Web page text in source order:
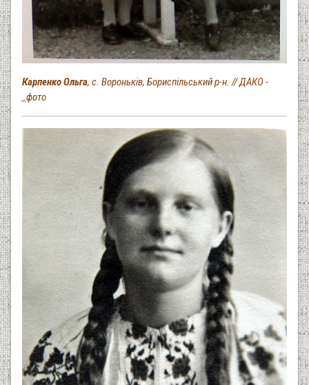
Карпенко Ольга, с. Вороньків, Бориспільський р-н. // ДАКО -
_фото